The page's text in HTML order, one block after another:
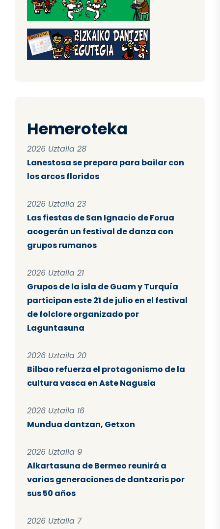
Hemeroteka
2026 Uztaila 28
Lanestosa se prepara para bailar con
los arcos floridos
2026 Uztaila 23
Las fiestas de San Ignacio de Forua
acogerán un festival de danza con
grupos rumanos
2026 Uztaila 21
Grupos de la isla de Guam y Turquía
participan este 21 de julio en el festival
de folclore organizado por
Laguntasuna
2026 Uztaila 20
Bilbao refuerza el protagonismo de la
cultura vasca en Aste Nagusia
2026 Uztaila 16
Mundua dantzan, Getxon
2026 Uztaila 9
Alkartasuna de Bermeo reunirá a
varias generaciones de dantzaris por
sus 50 años
2026 Uztaila 7